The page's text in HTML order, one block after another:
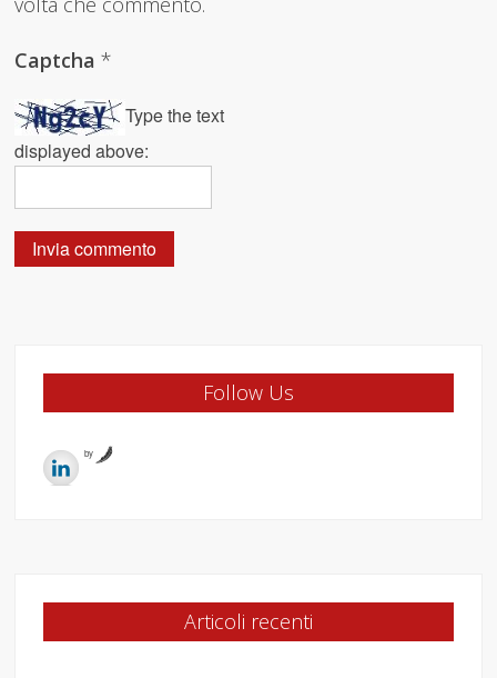
Captcha*
Type the text
displayed above:
Follow Us
by
Articoli recenti